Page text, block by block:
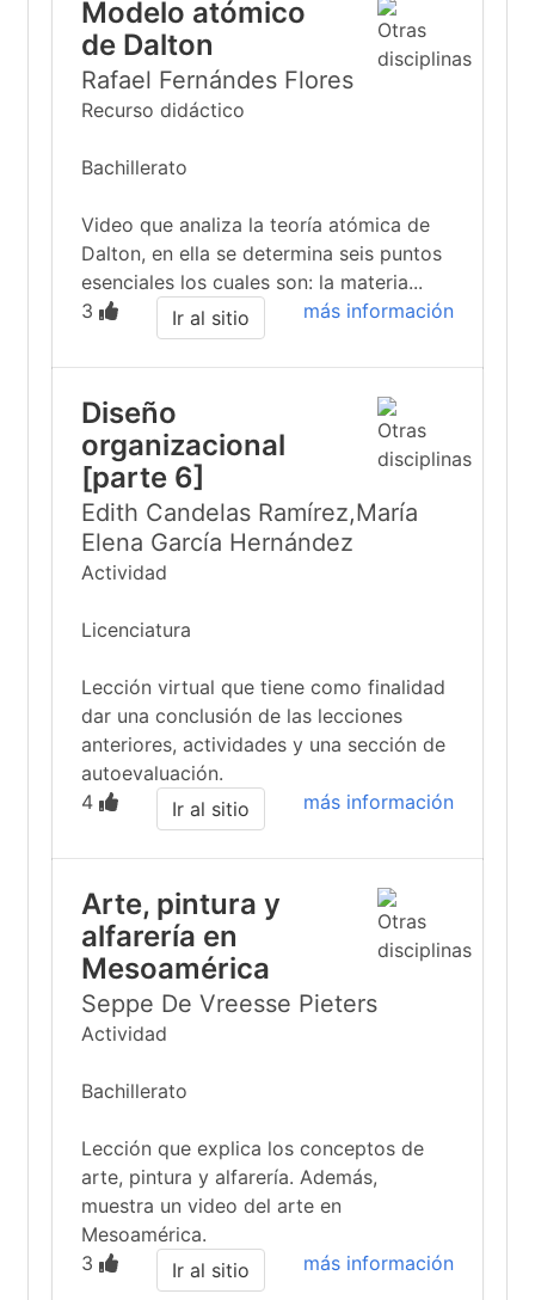
Modelo atómico
de Dalton
Rafael Fernándes Flores
Recurso didáctico
Bachillerato
Video que analiza la teoría atómica de
Dalton, en ella se determina seis puntos
esenciales los cuales son: la materia...
3
más información
Ir al sitio
Diseño
organizacional
[parte 6]
Edith Candelas Ramírez,María
Elena García Hernández
Actividad
Licenciatura
Lección virtual que tiene como finalidad
dar una conclusión de las lecciones
anteriores, actividades y una sección de
autoevaluación.
4
más información
Ir al sitio
Arte, pintura y
alfarería en
Mesoamérica
Seppe De Vreesse Pieters
Actividad
Bachillerato
Lección que explica los conceptos de
arte, pintura y alfarería. Además,
muestra un video del arte en
Mesoamérica.
3
más información
Ir al sitio